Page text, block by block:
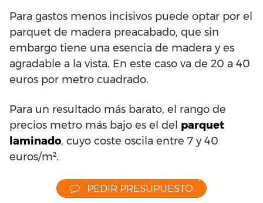
Para gastos menos incisivos puede optar por el
parquet de madera preacabado, que sin
embargo tiene una esencia de madera y es
agradable a la vista. En este caso va de 20 a 40
euros por metro cuadrado.
Para un resultado más barato, el rango de
precios metro más bajo es el del parquet
laminado, cuyo coste oscila entre 7 y 40
euros/m².
PEDIR PRESUPUESTO